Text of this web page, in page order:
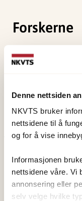
Denne nettsiden
NKVTS bruker
nettsidene til å
og for å vise
Informasjonen
nettsidene våre. Vi
annonsering eller
selv velge hvilke
Forskerne
Sist redigert:8.